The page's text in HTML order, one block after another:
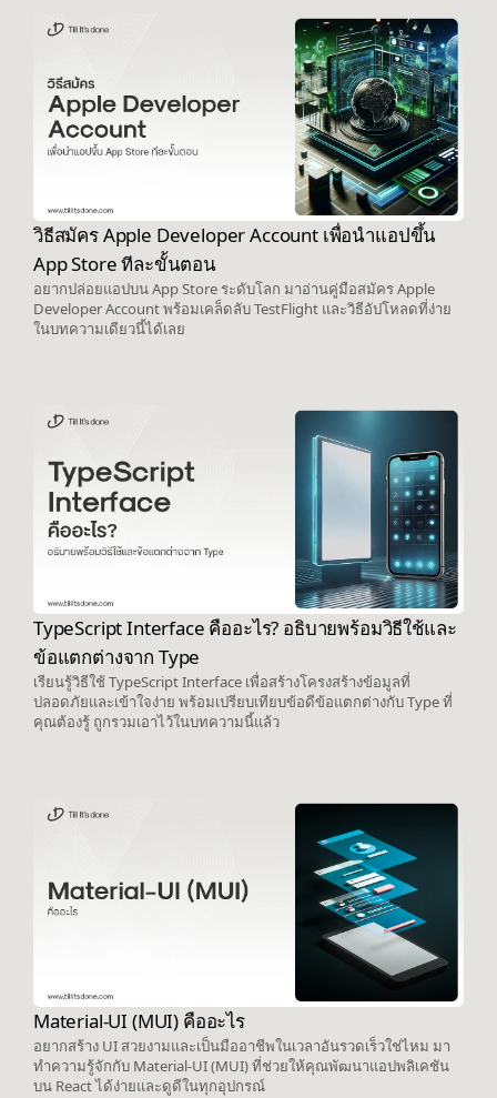
วิธีสมัคร Apple Developer Account เพื่อนำแอปขึ้น
App Store ทีละขั้นตอน
อยากปล่อยแอปบน App Store ระดับโลก มาอ่านคู่มือสมัคร Apple
Developer Account พร้อมเคล็ดลับ TestFlight และวิธีอัปโหลดที่ง่าย
ในบทความเดียวนี้ได้เลย
TypeScript Interface คืออะไร? อธิบายพร้อมวิธีใช้และ
ข้อแตกต่างจาก Type
เรียนรู้วิธีใช้ TypeScript Interface เพื่อสร้างโครงสร้างข้อมูลที่
ปลอดภัยและเข้าใจง่าย พร้อมเปรียบเทียบข้อดีข้อแตกต่างกับ Type ที่
คุณต้องรู้ ถูกรวมเอาไว้ในบทความนี้แล้ว
Material-UI (MUI) คืออะไร
อยากสร้าง UI สวยงามและเป็นมืออาชีพในเวลาอันรวดเร็วใช่ไหม มา
ทำความรู้จักกับ Material-UI (MUI) ที่ช่วยให้คุณพัฒนาแอปพลิเคชัน
บน React ได้ง่ายและดูดีในทุกอุปกรณ์